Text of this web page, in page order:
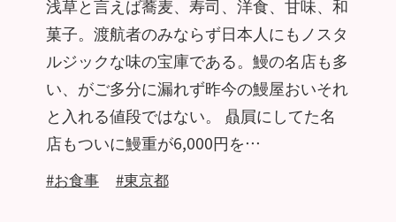
浅草と言えば蕎麦、寿司、洋食、甘味、和
菓子。渡航者のみならず日本人にもノスタ
ルジックな味の宝庫である。鰻の名店も多
い、がご多分に漏れず昨今の鰻屋おいそれ
と入れる値段ではない。 贔屓にしてた名
店もついに鰻重が6,000円を…
#お食事 #東京都